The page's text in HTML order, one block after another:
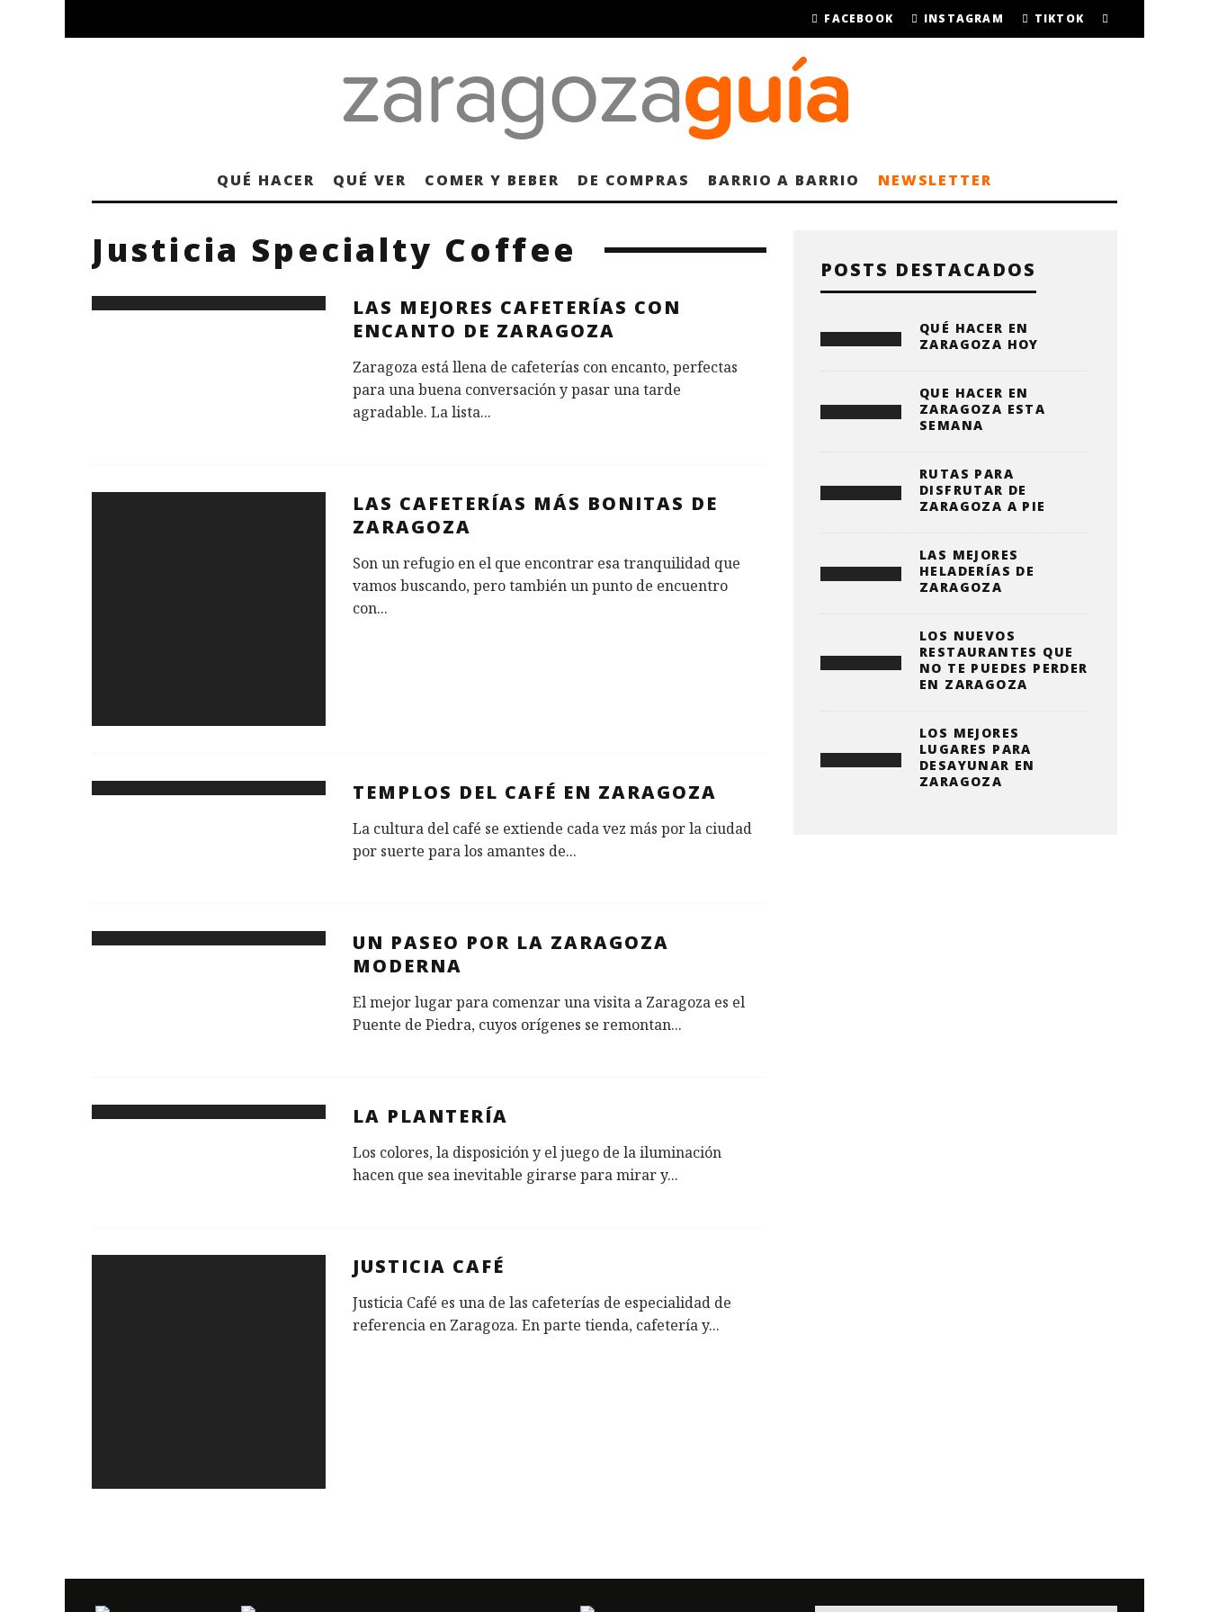
FACEBOOK INSTAGRAM TIKTOK
QUÉ HACER QUÉ VER COMER Y BEBER DE COMPRAS BARRIO A BARRIO NEWSLETTER
Justicia Specialty Coffee
LAS MEJORES CAFETERÍAS CON
ENCANTO DE ZARAGOZA
Zaragoza está llena de cafeterías con encanto, perfectas
para una buena conversación y pasar una tarde
agradable. La lista...
LAS CAFETERÍAS MÁS BONITAS DE
ZARAGOZA
Son un refugio en el que encontrar esa tranquilidad que
vamos buscando, pero también un punto de encuentro
con...
TEMPLOS DEL CAFÉ EN ZARAGOZA
La cultura del café se extiende cada vez más por la ciudad
por suerte para los amantes de...
UN PASEO POR LA ZARAGOZA
MODERNA
El mejor lugar para comenzar una visita a Zaragoza es el
Puente de Piedra, cuyos orígenes se remontan...
LA PLANTERÍA
Los colores, la disposición y el juego de la iluminación
hacen que sea inevitable girarse para mirar y...
JUSTICIA CAFÉ
Justicia Café es una de las cafeterías de especialidad de
referencia en Zaragoza. En parte tienda, cafetería y...
POSTS DESTACADOS
QUÉ HACER EN
ZARAGOZA HOY
QUE HACER EN
ZARAGOZA ESTA
SEMANA
RUTAS PARA
DISFRUTAR DE
ZARAGOZA A PIE
LAS MEJORES
HELADERÍAS DE
ZARAGOZA
LOS NUEVOS
RESTAURANTES QUE
NO TE PUEDES PERDER
EN ZARAGOZA
LOS MEJORES
LUGARES PARA
DESAYUNAR EN
ZARAGOZA